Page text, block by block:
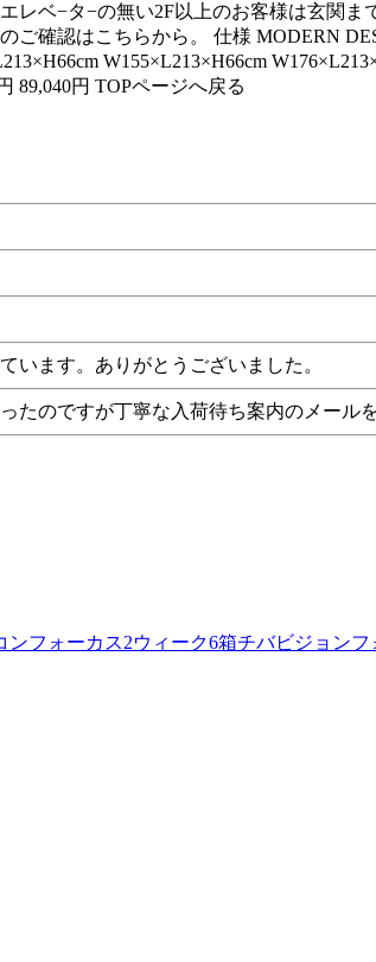
レベ−タ−の無い2F以上のお客様は玄関
確認はこちらから。 仕様 MODERN
W155×L213×H66cm
89,040円 TOPページへ戻る
います。ありがとうございました。
のですが丁寧な入荷待ち案内のメール
フォーカス2ウィーク6箱チバビジョン